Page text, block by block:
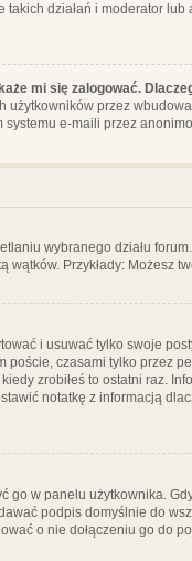
działań i moderator
mi się zalogować.
przez
e-maili przez
wybranego działu
Przykłady: Możesz
i usuwać tylko swoje
poście, czasami tylko przez
zrobiłeś to ostatni raz.
notatkę z informacją
w panelu użytkownika.
podpis domyślnie do
o nie dołączeniu go do